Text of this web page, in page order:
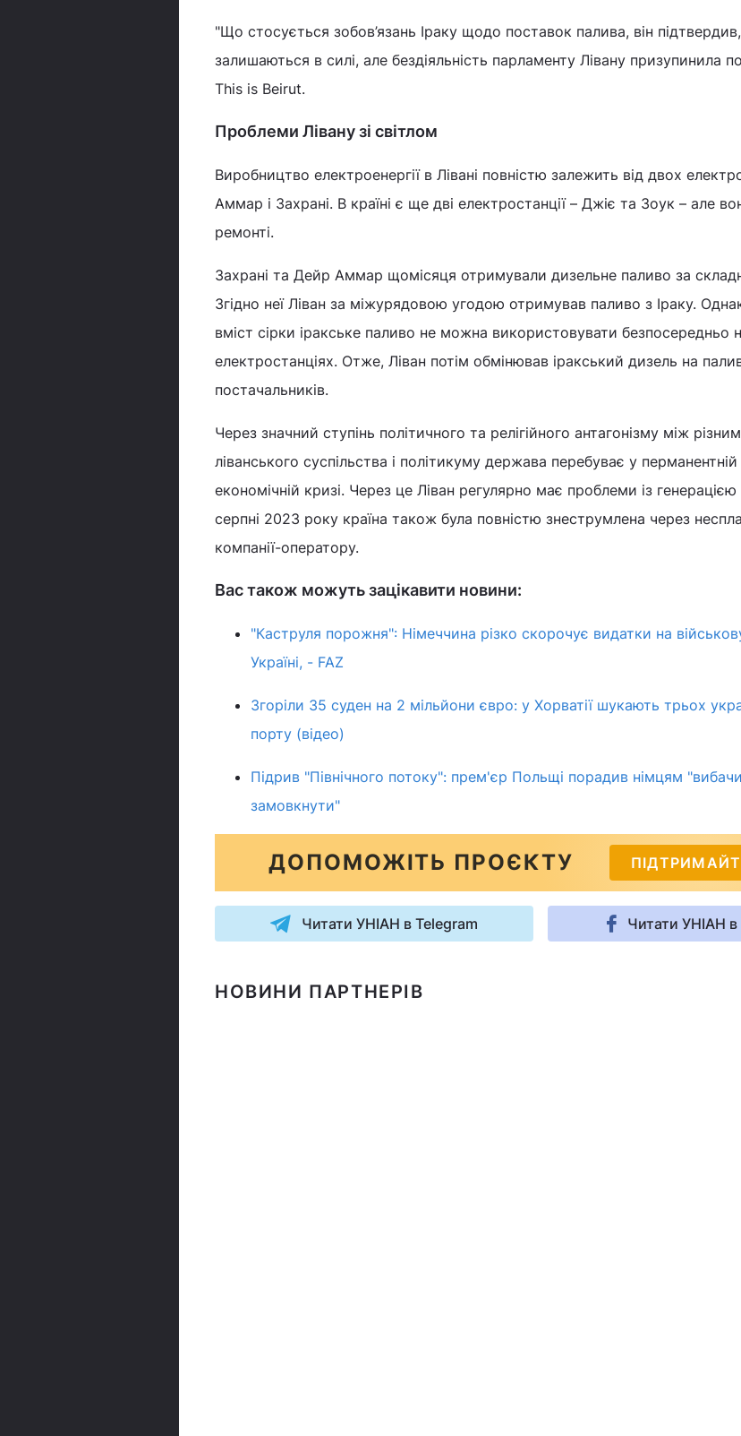
"Що стосується зобов’язань Іраку щодо поставок палива, він
залишаються в силі, але бездіяльність парламенту Лівану призупинила
This is Beirut.
Проблеми Лівану зі світлом
Виробництво електроенергії в Лівані повністю залежить від двох
Аммар і Захрані. В країні є ще дві електростанції – Джіє та Зоук – але
ремонті.
Захрані та Дейр Аммар щомісяця отримували дизельне паливо за
Згідно неї Ліван за міжурядовою угодою отримував паливо з Іраку.
вміст сірки іракське паливо не можна використовувати безпосередньо
електростанціях. Отже, Ліван потім обмінював іракський дизель на
постачальників.
Через значний ступінь політичного та релігійного антагонізму між
ліванського суспільства і політикуму держава перебуває у перманентній
економічній кризі. Через це Ліван регулярно має проблеми із генерацією
серпні 2023 року країна також була повністю знеструмлена через
компанії-оператору.
Вас також можуть зацікавити новини:
"Каструля порожня": Німеччина різко скорочує видатки на
Україні, - FAZ
Згоріли 35 суден на 2 мільйони євро: у Хорватії шукають трьох
порту (відео)
Підрив "Північного потоку": прем'єр Польщі порадив німцям
замовкнути"
ДОПОМОЖІТЬ ПРОЄКТУ
Читати УНІАН в Telegram Читати УНІАН
НОВИНИ ПАРТНЕРІВ